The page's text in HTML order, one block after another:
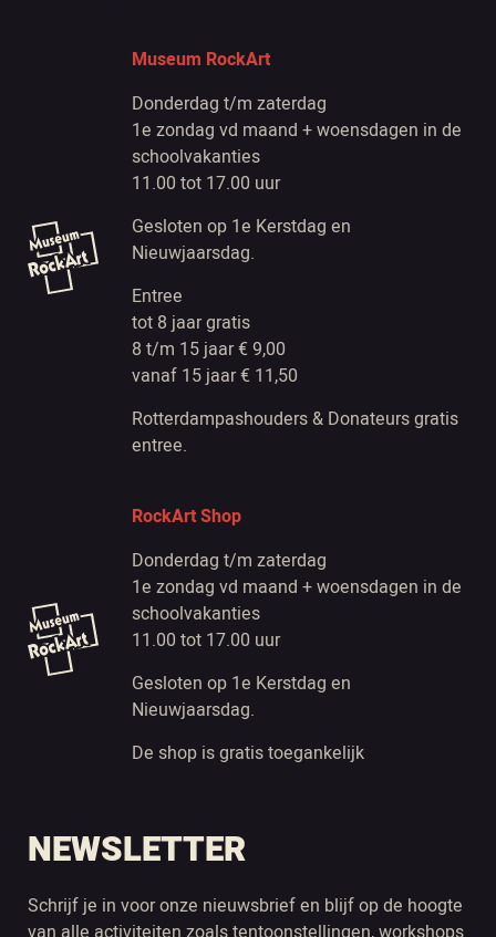
Museum RockArt
Donderdag t/m zaterdag
1e zondag vd maand + woensdagen in de
schoolvakanties
11.00 tot 17.00 uur
Gesloten op 1e Kerstdag en
Nieuwjaarsdag.
Entree
tot 8 jaar gratis
8 t/m 15 jaar € 9,00
vanaf 15 jaar € 11,50
Rotterdampashouders & Donateurs gratis
entree.
RockArt Shop
Donderdag t/m zaterdag
1e zondag vd maand + woensdagen in de
schoolvakanties
11.00 tot 17.00 uur
Gesloten op 1e Kerstdag en
Nieuwjaarsdag.
De shop is gratis toegankelijk
NEWSLETTER
Schrijf je in voor onze nieuwsbrief en blijf op de hoogte
van alle activiteiten zoals tentoonstellingen, workshops